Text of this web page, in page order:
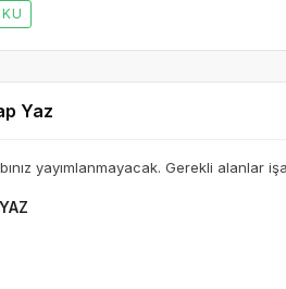
Yaz
yayımlanmayacak. Gerekli alanlar